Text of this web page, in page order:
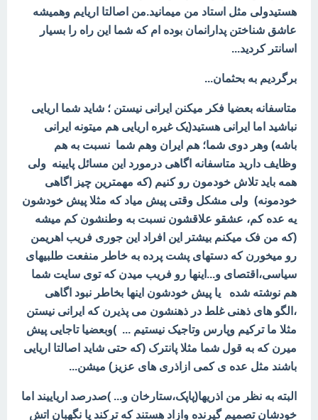
هستیدولی مثل استاد من میمانید.من اصالتا اریایم وهمیشه
عاشق شناختن پدارانمان بوده ام که شما این راه را بسیار
اسانتر کردید...
برگردیم به بحثمان...
متاسفانه بعضیا فکر میکنن ایرانی نیستن ؛ شاید شما اریایی
نباشید اما ایرانی هستید(یک غیره اریایی هم میتونه ایرانی
باشه) وهر دوی شما؛ هم ایران وهم شما نسبت به هم
وظایف دارید متاسفانه اگاهی درمورد این مسائل پایینه ولی
همه باید تلاش خودمون رو کنیم (که مهمترین چیز اگاهی
خودمونه) ولی مشکل وقتی پیش میاد که مثلا پیش خودشون
یه عده کم، عشقو علاقشون نسبت به وطنشون کم میشه
(که من فک میکنم بیشتر این افراد این جوری فریب اهریمن
رو میخورن که دستهای پشت پرده به خاطر منفعت طلبیهای
سیاسی،اقتصای و...اینها رو فریب میدن که توی سایت شما
هم نوشته شده یا پیش خودشون اینها بخاطر نبود اگاهی
،الگو های ذهنی غلط در ذهنشون می پذیرن که ایرانی نیستن
مثلا ما ترکیم وپارس وتاجیک نیستیم ... )وبعضیا تاجایی پیش
میرن که به قول شما مثلا پانترک (که حتی شاید اصالتا اریایی
باشند مثل عده ی کمی ازاذری های عزیز) میشن...
البته به نظر من اذریها(پاپک،ستارخان و... )صدرصد اریاییند اما
خودشان تصمیم گیرنده وازاد هستند که ترکند یا نگهبان اتش